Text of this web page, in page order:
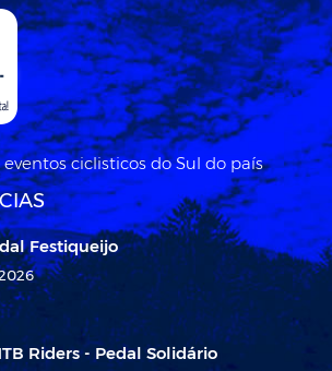
ciclisticos do Sul do país
Festiqueijo
Riders - Pedal Solidário